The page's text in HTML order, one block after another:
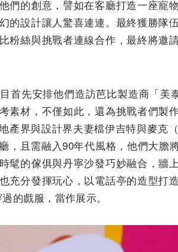
們的創意，譬如在客廳打造一座寵
的設計讓人驚喜連連。最終獲勝隊
粉絲與挑戰者連線合作，最終將邀
首先安排他們造訪芭比製造商「美
素材，不僅如此，還為挑戰者們製
產界與設計界夫妻檔伊吉特與麥克
，且需融入90年代風格，他們大膽
髦的傢俱與丹寧沙發巧妙融合，牆
充分發揮玩心，以電話亭的造型打
的戲服，當作展示。